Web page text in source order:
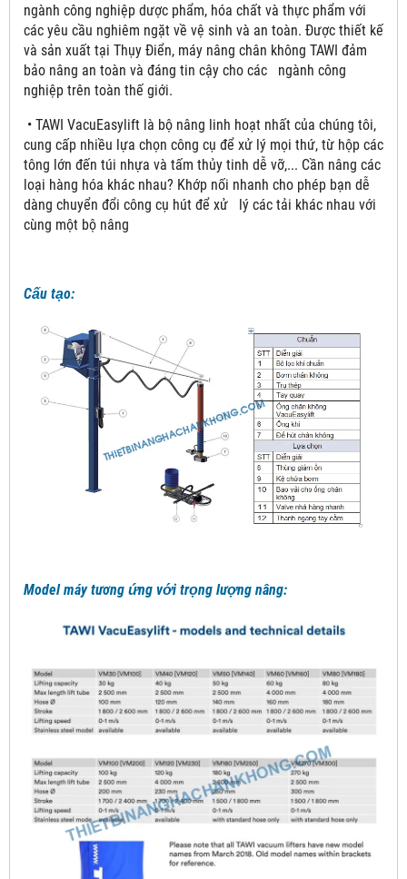
ngành công nghiệp dược phẩm, hóa chất và thực phẩm với
các yêu cầu nghiêm ngặt về vệ sinh và an toàn. Được thiết kế
và sản xuất tại Thụy Điển, máy nâng chân không TAWI đảm
bảo nâng an toàn và đáng tin cậy cho các ngành công
nghiệp trên toàn thế giới.
• TAWI VacuEasylift là bộ nâng linh hoạt nhất của chúng tôi,
cung cấp nhiều lựa chọn công cụ để xử lý mọi thứ, từ hộp các
tông lớn đến túi nhựa và tấm thủy tinh dễ vỡ,... Cần nâng các
loại hàng hóa khác nhau? Khớp nối nhanh cho phép bạn dễ
dàng chuyển đổi công cụ hút để xử lý các tải khác nhau với
cùng một bộ nâng
Cấu tạo:
Model máy tương ứng với trọng lượng nâng: